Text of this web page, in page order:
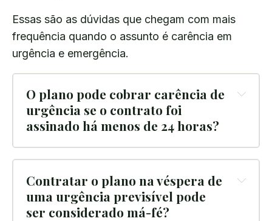
Essas são as dúvidas que chegam com mais
frequência quando o assunto é carência em
urgência e emergência.
O plano pode cobrar carência de
urgência se o contrato foi
assinado há menos de 24 horas?
Contratar o plano na véspera de
uma urgência previsível pode
ser considerado má-fé?